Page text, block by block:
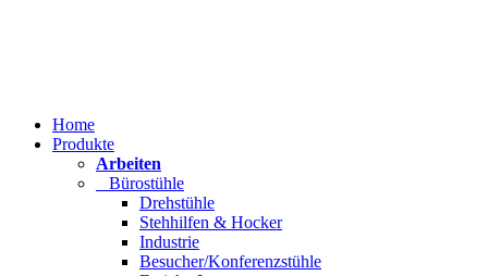
Home
Produkte
Arbeiten
Bürostühle
Drehstühle
Stehhilfen & Hocker
Industrie
Besucher/Konferenzstühle